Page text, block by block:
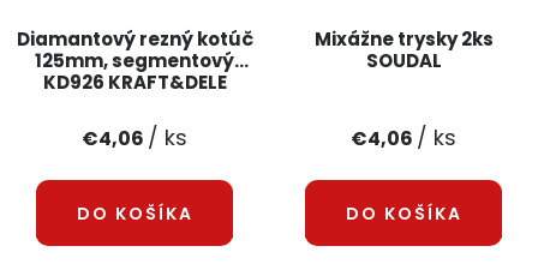
Diamantový rezný kotúč
125mm, segmentový
KD926 KRAFT&DELE
€4,06 / ks
DO KOŠÍKA
Mixážne trysky 2ks
SOUDAL
€4,06 / ks
DO KOŠÍKA